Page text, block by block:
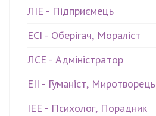
ЛІЕ - Підприємець
ЕСІ - Оберігач, Мораліст
ЛСЕ - Адміністратор
ЕІІ - Гуманіст, Миротворець
ІЕЕ - Психолог, Порадник